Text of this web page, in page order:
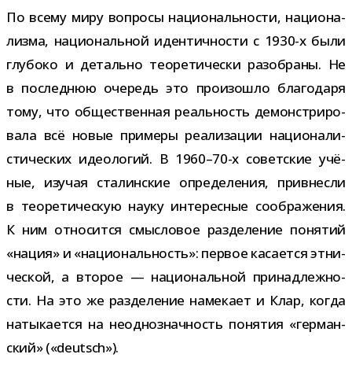
По всему миру вопросы наци­о­наль­но­сти, наци­о­на­
лизма, наци­о­наль­ной иден­тич­но­сти с 1930-​х были
глу­боко и детально тео­ре­ти­че­ски разо­браны. Не
в послед­нюю оче­редь это про­изо­шло бла­го­даря
тому, что обще­ствен­ная реаль­ность демон­стри­ро­
вала всё новые при­меры реа­ли­за­ции наци­о­на­ли­
сти­че­ских идео­ло­гий. В 1960–70-х совет­ские учё­
ные, изу­чая ста­лин­ские опре­де­ле­ния, при­внесли
в тео­ре­ти­че­скую науку инте­рес­ные сооб­ра­же­ния.
К ним отно­сится смыс­ло­вое раз­де­ле­ние поня­тий
«нация» и «наци­о­наль­ность»: пер­вое каса­ется этни­
че­ской, а вто­рое — наци­о­наль­ной при­над­леж­но­
сти. На это же раз­де­ле­ние наме­кает и Клар, когда
наты­ка­ется на неод­но­знач­ность поня­тия «гер­ман­
ский» («deutsch»).